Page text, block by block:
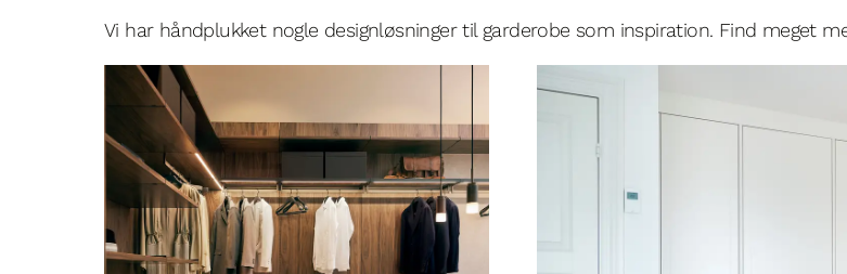
Vi har håndplukket nogle designløsninger til garderobe som inspiration. Find meget